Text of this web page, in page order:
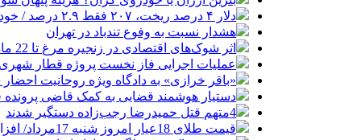
دلار ۴ درصد ریخت، ۲۰۷ فقط ۲.۹ درصد / خودرو زیر فشار دلار کوتاه می‌آید؟
هشدار نسبت به وفوع تندباد در تهران
اثر شوک‌های اقتصادی در زنجیره مرغ تا 22 ماه باقی می‌ماند
عملیات اجرایی فاز نخست پروژه قطار
«باقر خرازی» به دادگاه ویژه روحانیت
دستیار هوشمند قضایی به کمک قاضی پرونده
4متهم قتل حمیدرضا رجب‌زاده دستگیر شدند
قیمت طلای 18عیار امروز شنبه 17مرداد/ افزایش قیمت + جدول و جزئیات